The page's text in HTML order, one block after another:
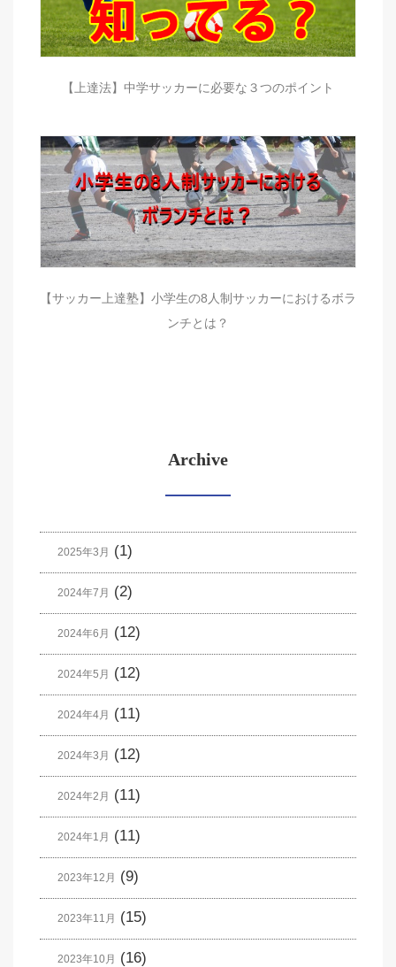
【上達法】中学サッカーに必要な３つのポイント
【サッカー上達塾】小学生の8人制サッカーにおけるボラ
ンチとは？
Archive
2025年3月 (1)
2024年7月 (2)
2024年6月 (12)
2024年5月 (12)
2024年4月 (11)
2024年3月 (12)
2024年2月 (11)
2024年1月 (11)
2023年12月 (9)
2023年11月 (15)
2023年10月 (16)